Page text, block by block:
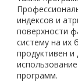
индексов и
поверхности
систему на их
продуктивен
программ.